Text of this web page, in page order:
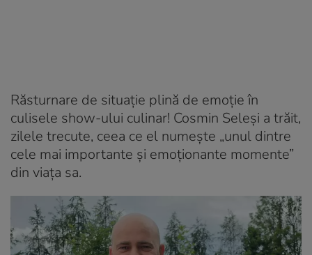
Răsturnare de situație plină de emoție în
culisele show-ului culinar! Cosmin Seleși a trăit,
zilele trecute, ceea ce el numește „unul dintre
cele mai importante și emoționante momente”
din viața sa.